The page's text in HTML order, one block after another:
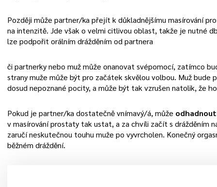
Později může partner/ka přejít k důkladnějšímu masírování
na intenzitě. Jde však o velmi citlivou oblast, takže je nutné
lze podpořit orálním drážděním od partnera
či partnerky nebo muž může onanovat svépomocí, zatímco
strany muže může být pro začátek skvělou volbou. Muž bude
dosud nepoznané pocity, a může být tak vzrušen natolik, že
Pokud je partner/ka dostatečně vnímavý/á, může
v masírování prostaty tak ustat, a za chvíli začít s drážděním
zaručí neskutečnou touhu muže po vyvrcholen. Konečný
běžném dráždění.